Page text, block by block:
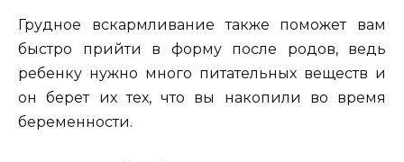
Грудное вскармливание также поможет вам
быстро прийти в форму после родов, ведь
ребенку нужно много питательных веществ и
он берет их тех, что вы накопили во время
беременности.